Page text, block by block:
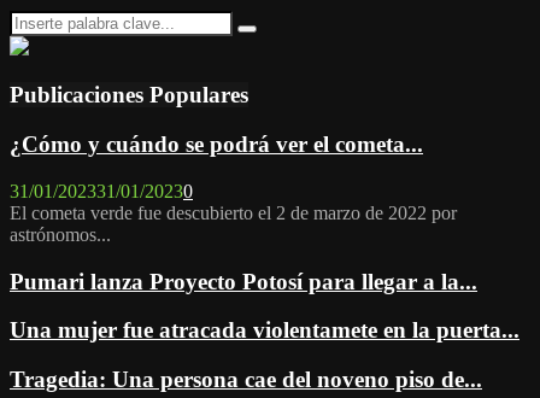
Search
for:
Search
Publicaciones Populares
¿Cómo y cuándo se podrá ver el cometa...
31/01/202331/01/20230
El cometa verde fue descubierto el 2 de marzo de 2022 por
astrónomos...
Pumari lanza Proyecto Potosí para llegar a la...
Una mujer fue atracada violentamete en la puerta...
Tragedia: Una persona cae del noveno piso de...